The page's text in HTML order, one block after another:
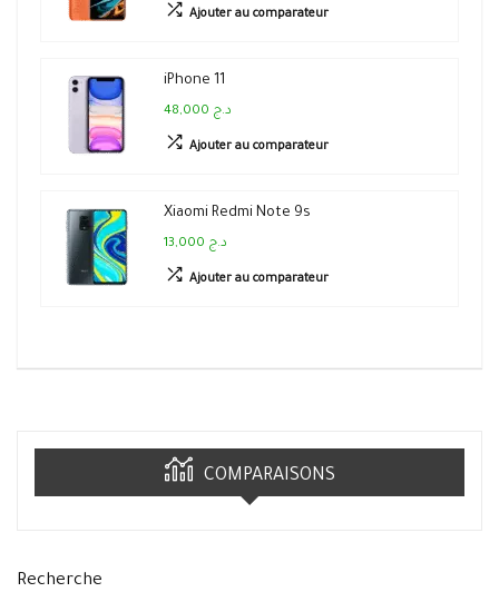
Ajouter au comparateur
iPhone 11
48,000 د.ج
Ajouter au comparateur
Xiaomi Redmi Note 9s
13,000 د.ج
Ajouter au comparateur
COMPARAISONS
Recherche